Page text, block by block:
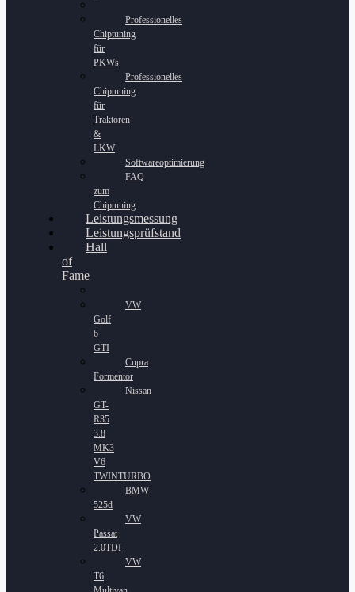
Professionelles
Chiptuning
für
PKWs
Professionelles
Chiptuning
für
Traktoren
&
LKW
Softwareoptimierung
FAQ
zum
Chiptuning
Leistungsmessung
Leistungsprüfstand
Hall
of
Fame
VW
Golf
6
GTI
Cupra
Formentor
Nissan
GT-
R35
3.8
MK3
V6
TWINTURBO
BMW
525d
VW
Passat
2.0TDI
VW
T6